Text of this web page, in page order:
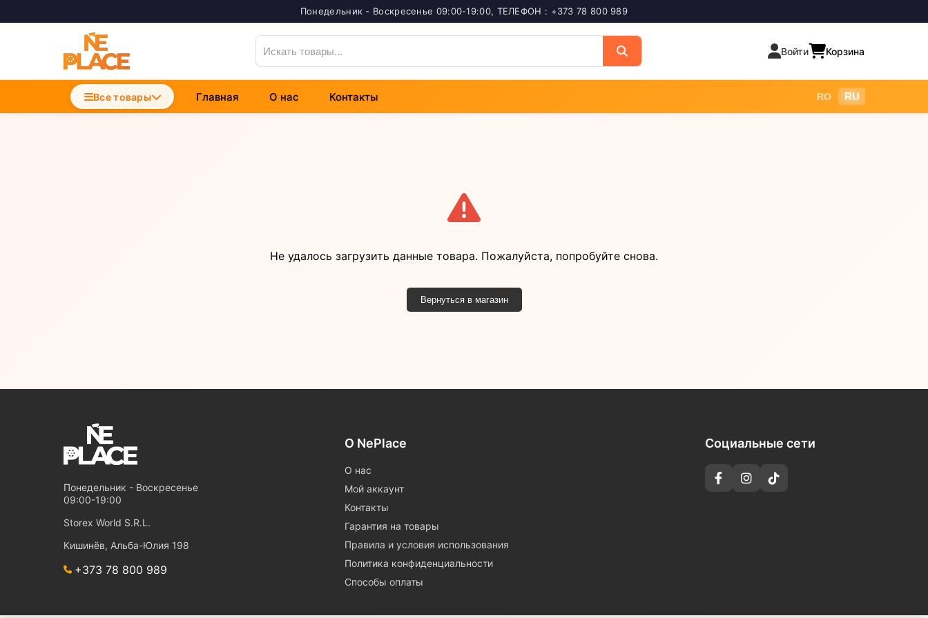
Понедельник - Воскресенье 09:00-19:00, ТЕЛЕФОН : +373 78 800 989
Войти Корзина
Accesorii Telefoane
Incarcatoare Telefon
Все товары Главная О нас Контакты RO RU
Не удалось загрузить данные товара. Пожалуйста, попробуйте снова.
Вернуться в магазин
Понедельник - Воскресенье
09:00-19:00
Storex World S.R.L.
Кишинёв, Альба-Юлия 198
+373 78 800 989
О NePlace
О нас
Мой аккаунт
Контакты
Гарантия на товары
Правила и условия использования
Политика конфиденциальности
Способы оплаты
Социальные сети